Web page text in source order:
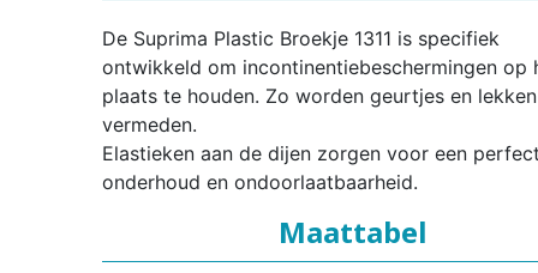
De Suprima Plastic Broekje 1311 is specifiek
ontwikkeld om incontinentiebeschermingen op
plaats te houden. Zo worden geurtjes en lekken
vermeden.
Elastieken aan de dijen zorgen voor een
onderhoud en ondoorlaatbaarheid.
Maattabel